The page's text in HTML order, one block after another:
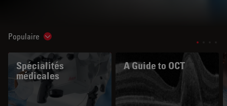
Populaire Show subnavigation
Spécialités
médicales
A Guide to OCT